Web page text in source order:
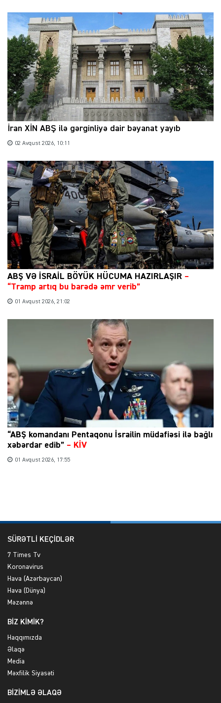
İran XİN ABŞ ilə gərginliyə dair bəyanat yayıb
02 Avqust 2026, 10:11
ABŞ VƏ İSRAİL BÖYÜK HÜCUMA HAZIRLAŞIR –
“Tramp artıq bu barədə əmr verib”
01 Avqust 2026, 21:02
“ABŞ komandanı Pentaqonu İsrailin müdafiəsi ilə bağlı
xəbərdar edib” – KİV
01 Avqust 2026, 17:55
SÜRƏTLİ KEÇİDLƏR
7 Times Tv
Koronavirus
Hava (Azərbaycan)
Hava (Dünya)
Məzənnə
BİZ KİMİK?
Haqqımızda
Əlaqə
Media
Məxfilik Siyasəti
BİZİMLƏ ƏLAQƏ